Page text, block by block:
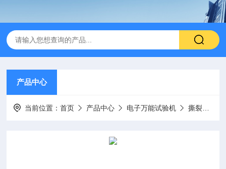
产品中心
当前位置：首页 产品中心 电子万能试验机 撕裂强度试验机